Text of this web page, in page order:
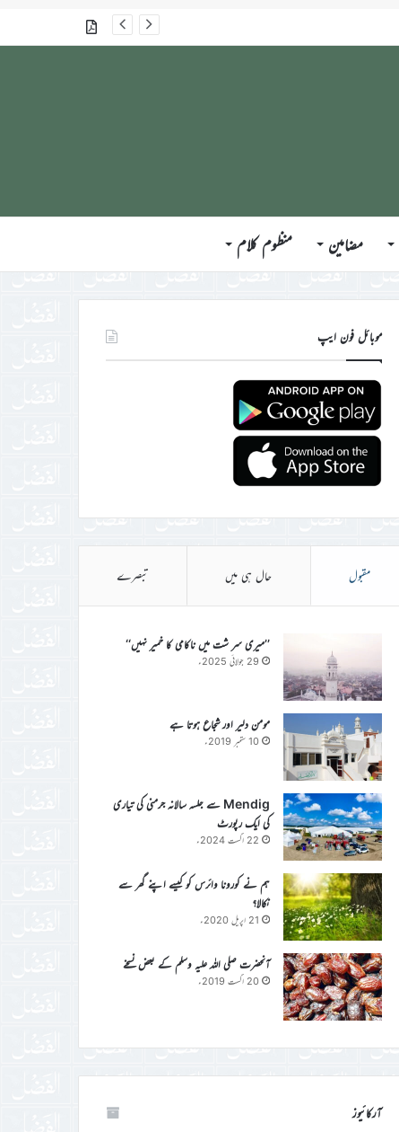
گذشتہ شمارے
مضامین منظوم کلام
موبائل فون ایپ
مقبول حال ہی میں تبصرے
’’میری سر شت میں ناکامی کا خمیر نہیں‘‘
29 جولائی 2025ء
مومن دلیر اور شجاع ہوتا ہے
10 ستمبر 2019ء
Mendig سے جلسہ سالانہ جرمنی کی تیاری
کی ایک رپورٹ
22 اگست 2024ء
ہم نے کورونا وائرس کو کیسے اپنے گھر سے
نکالا؟
21 اپریل 2020ء
آنحضرت صلی اللہ علیہ وسلم کے بعض نسخے
20 اگست 2019ء
آرکائیوز